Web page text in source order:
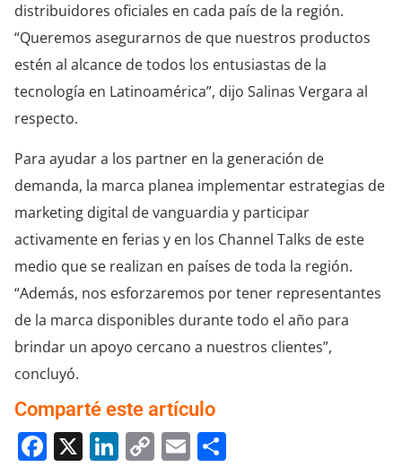
distribuidores oficiales en cada país de la región.
“Queremos asegurarnos de que nuestros productos
estén al alcance de todos los entusiastas de la
tecnología en Latinoamérica”, dijo Salinas Vergara al
respecto.
Para ayudar a los partner en la generación de
demanda, la marca planea implementar estrategias de
marketing digital de vanguardia y participar
activamente en ferias y en los Channel Talks de este
medio que se realizan en países de toda la región.
“Además, nos esforzaremos por tener representantes
de la marca disponibles durante todo el año para
brindar un apoyo cercano a nuestros clientes”,
concluyó.
Comparté este artículo
Facebook
X LinkedIn
CopyEmail